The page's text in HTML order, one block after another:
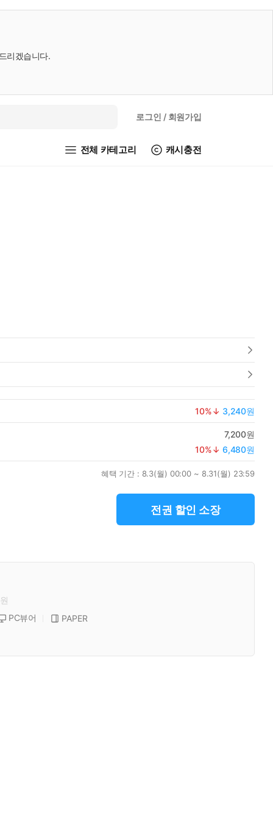
리겠습니다.
로그인 / 회원가입
전체 카테고리 캐시충전
10%↓ 3,240원
7,200원
10%↓ 6,480원
혜택 기간 : 8.3(월) 00:00 ~ 8.31(월) 23:59
전권 할인 소장
PC뷰어 PAPER